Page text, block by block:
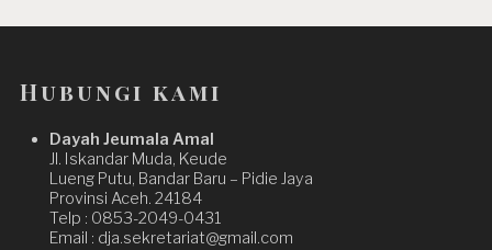
Hubungi kami
Dayah Jeumala Amal
Jl. Iskandar Muda, Keude
Lueng Putu, Bandar Baru – Pidie Jaya
Provinsi Aceh. 24184
Telp : 0853-2049-0431
Email : dja.sekretariat@gmail.com